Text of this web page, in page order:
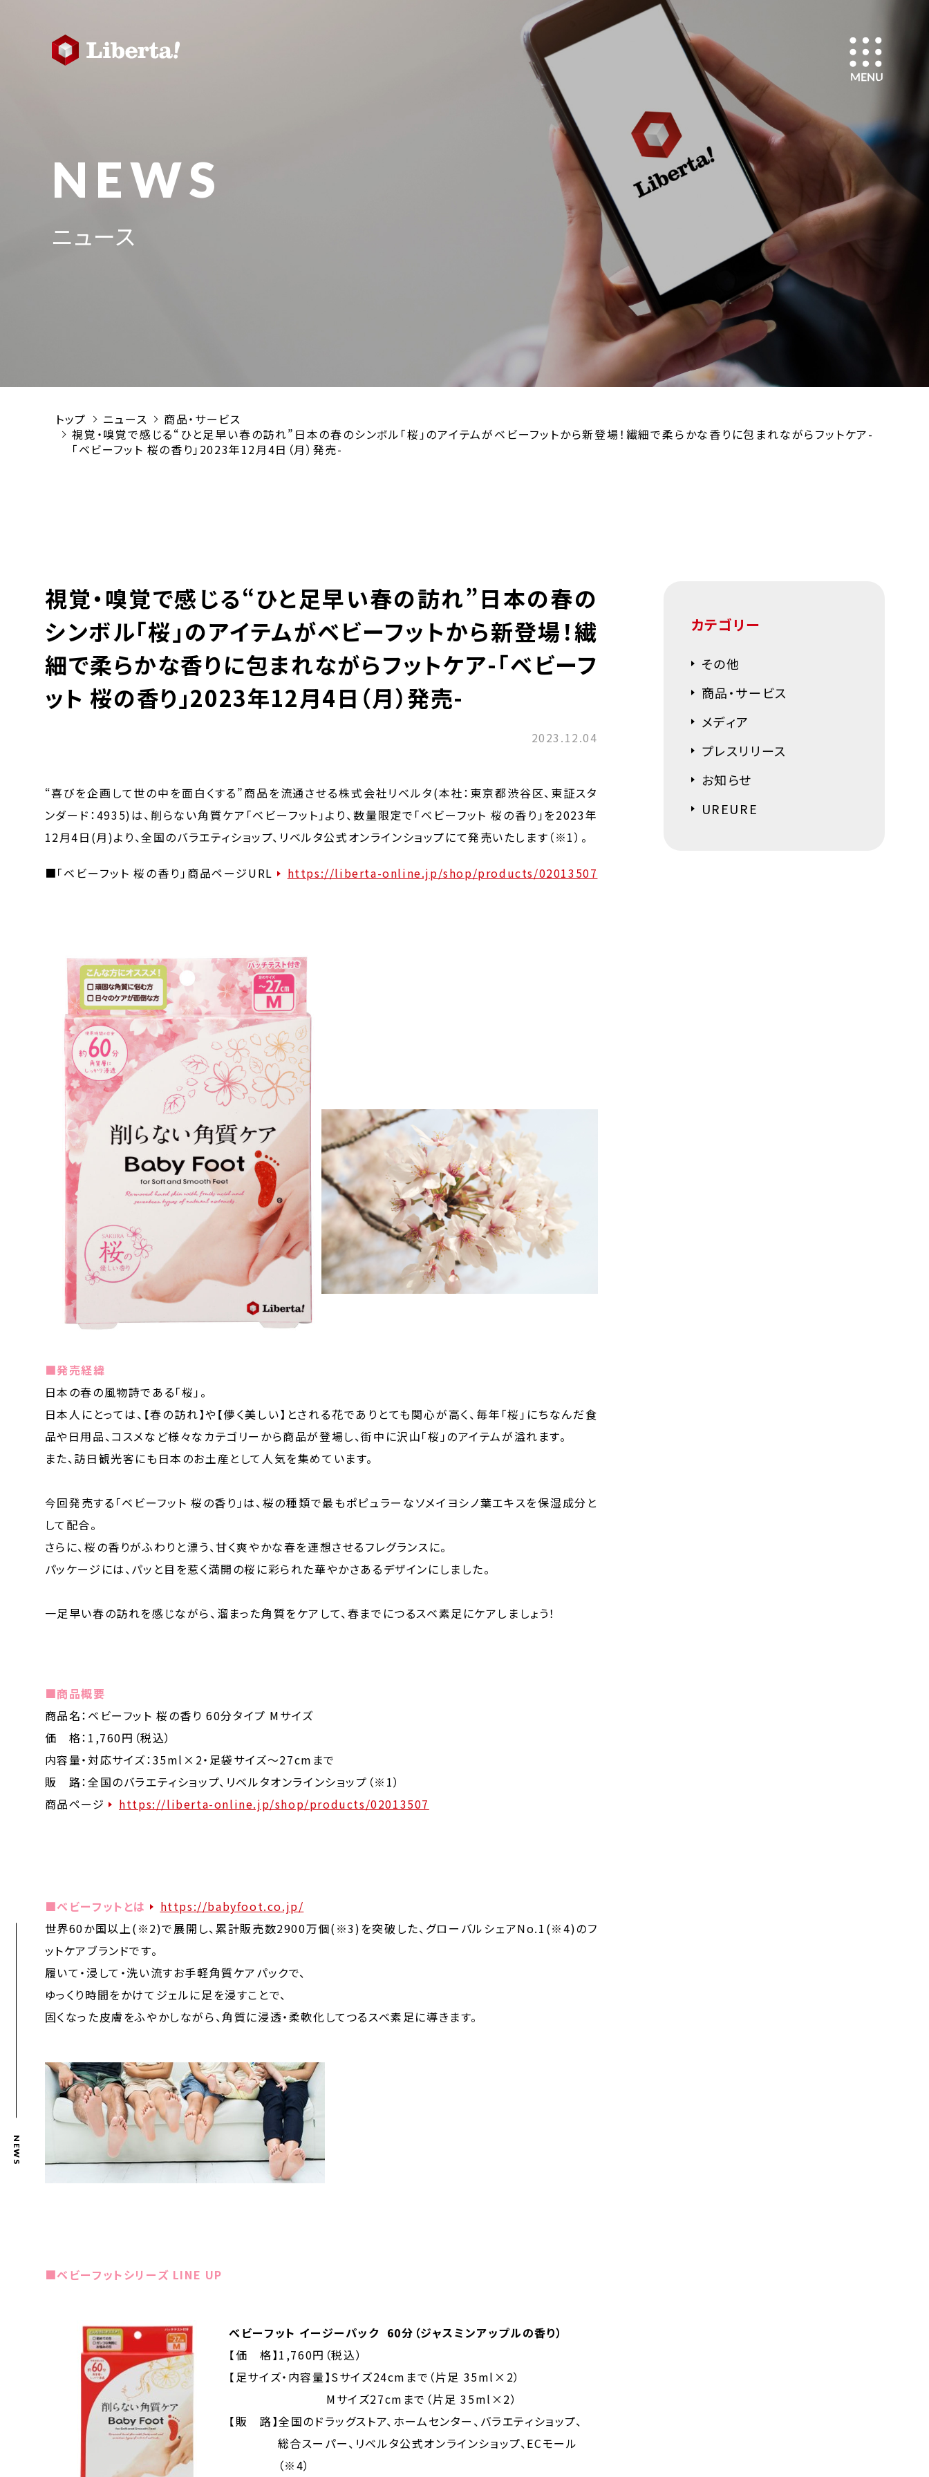
NEWS
ニュース
トップ ニュース
商品・サービス
視覚・嗅覚で感じる“ひと足早い春の訪れ”日本の春のシンボル「桜」のアイテムがベビーフットから新登場！繊細で柔らかな香りに包まれながらフットケア-
「ベビーフット 桜の香り」2023年12月4日（月）発売-
NEWS
視覚・嗅覚で感じる“ひと足早い春の訪れ”日本の春の
シンボル「桜」のアイテムがベビーフットから新登場！繊
細で柔らかな香りに包まれながらフットケア-「ベビーフ
ット 桜の香り」2023年12月4日（月）発売-
2023.12.04
“喜びを企画して世の中を面白くする”商品を流通させる株式会社リベルタ(本社：東京都渋谷区、東証スタ
ンダード：4935)は、削らない角質ケア「ベビーフット」より、数量限定で「ベビーフット 桜の香り」を2023年
12月4日(月)より、全国のバラエティショップ、リベルタ公式オンラインショップにて発売いたします（※1）。
■「ベビーフット 桜の香り」商品ページURL https://liberta-online.jp/shop/products/02013507
■発売経緯
日本の春の風物詩である「桜」。
日本人にとっては、【春の訪れ】や【儚く美しい】とされる花でありとても関心が高く、毎年「桜」にちなんだ食
品や日用品、コスメなど様々なカテゴリーから商品が登場し、街中に沢山「桜」のアイテムが溢れます。
また、訪日観光客にも日本のお土産として人気を集めています。
今回発売する「ベビーフット 桜の香り」は、桜の種類で最もポピュラーなソメイヨシノ葉エキスを保湿成分と
して配合。
さらに、桜の香りがふわりと漂う、甘く爽やかな春を連想させるフレグランスに。
パッケージには、パッと目を惹く満開の桜に彩られた華やかさあるデザインにしました。
一足早い春の訪れを感じながら、溜まった角質をケアして、春までにつるスベ素足にケアしましょう！
■商品概要
商品名：ベビーフット 桜の香り 60分タイプ Mサイズ
価 格：1,760円（税込）
内容量・対応サイズ：​35ml×2・足袋サイズ～27cmまで
販 路：全国のバラエティショップ、リベルタオンラインショップ（※1）
商品ページ
https://liberta-online.jp/shop/products/02013507
■ベビーフットとは
https://babyfoot.co.jp/
世界60か国以上(※2)で展開し、累計販売数2900万個(※3)を突破した、グローバルシェアNo.1(※4)のフ
ットケアブランドです。
履いて・浸して・洗い流すお手軽角質ケアパックで、
ゆっくり時間をかけてジェルに足を浸すことで、
固くなった皮膚をふやかしながら、角質に浸透・柔軟化してつるスベ素足に導きます。
■ベビーフットシリーズ LINE UP
べビーフット イージーパック 60分（ジャスミンアップルの香り）
【価 格】1,760円（税込）
【足サイズ・内容量】Sサイズ24cmまで（片足 35ml×2）
Mサイズ27cmまで（片足 35ml×2）
【販 路】全国のドラッグストア、ホームセンター、バラエティショップ、
総合スーパー、リベルタ公式オンラインショップ、ECモール
（※4）
カテゴリー
その他
商品・サービス
メディア
プレスリリース
お知らせ
UREURE